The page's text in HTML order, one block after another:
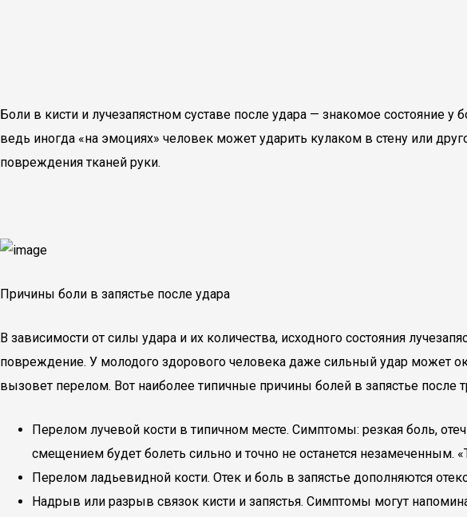
Боли в кисти и лучезапястном суставе после удара — знакомое состояние
ведь иногда «на эмоциях» человек может ударить кулаком в стену или
повреждения тканей руки.
Причины боли в запястье после удара
В зависимости от силы удара и их количества, исходного состояния
повреждение. У молодого здорового человека даже сильный удар может
вызовет перелом. Вот наиболее типичные причины болей в запястье после
Перелом лучевой кости в типичном месте. Симптомы: резкая боль,
смещением будет болеть сильно и точно не останется незамеченным.
Перелом ладьевидной кости. Отек и боль в запястье дополняются
Надрыв или разрыв связок кисти и запястья. Симптомы могут